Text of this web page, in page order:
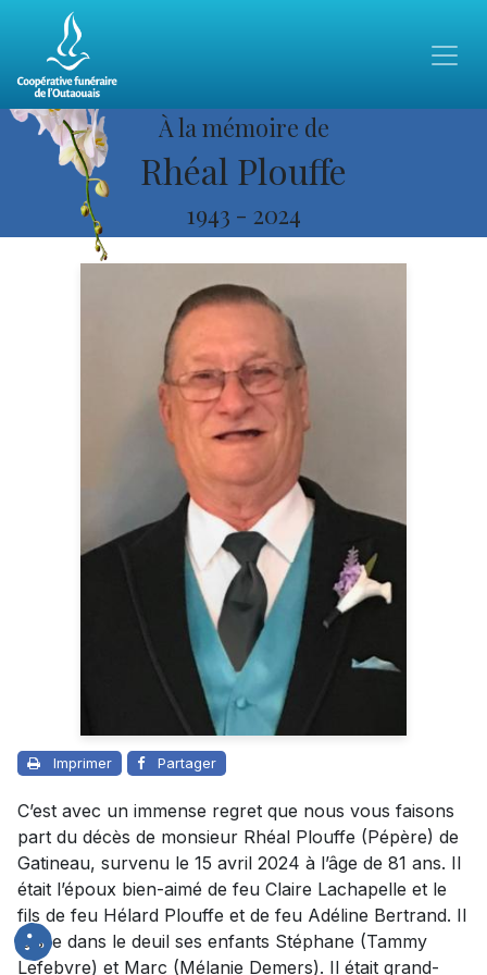
À la mémoire de
Rhéal Plouffe
1943 - 2024
Imprimer Partager
C’est avec un immense regret que nous vous faisons
part du décès de monsieur Rhéal Plouffe (Pépère) de
Gatineau, survenu le 15 avril 2024 à l’âge de 81 ans. Il
était l’époux bien-aimé de feu Claire Lachapelle et le
fils de feu Hélard Plouffe et de feu Adéline Bertrand. Il
laisse dans le deuil ses enfants Stéphane (Tammy
Lefebvre) et Marc (Mélanie Demers). Il était grand-